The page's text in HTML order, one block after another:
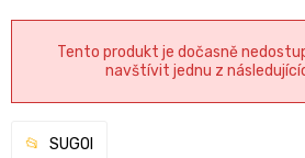
Tento produkt je dočasně
navštívit jednu z
SUGOI